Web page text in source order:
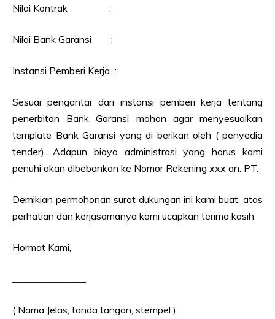
Nilai Kontrak :
Nilai Bank Garansi :
Instansi Pemberi Kerja :
Sesuai pengantar dari instansi pemberi kerja tentang
penerbitan Bank Garansi mohon agar menyesuaikan
template Bank Garansi yang di berikan oleh ( penyedia
tender). Adapun biaya administrasi yang harus kami
penuhi akan dibebankan ke Nomor Rekening xxx an. PT.
Demikian permohonan surat dukungan ini kami buat, atas
perhatian dan kerjasamanya kami ucapkan terima kasih.
Hormat Kami,
( Nama Jelas, tanda tangan, stempel )